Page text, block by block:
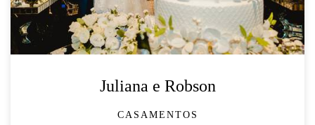
Juliana e Robson
CASAMENTOS